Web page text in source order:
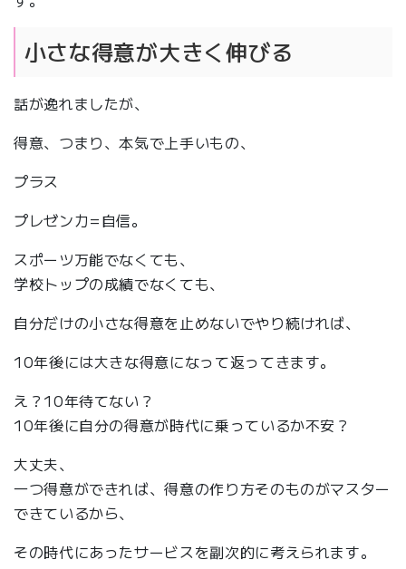
小さな得意が大きく伸びる
話が逸れましたが、
得意、つまり、本気で上手いもの、
プラス
プレゼン力=自信。
スポーツ万能でなくても、
学校トップの成績でなくても、
自分だけの小さな得意を止めないでやり続ければ、
10年後には大きな得意になって返ってきます。
え？10年待てない？
10年後に自分の得意が時代に乗っているか不安？
大丈夫、
一つ得意ができれば、得意の作り方そのものがマスター
できているから、
その時代にあったサービスを副次的に考えられます。